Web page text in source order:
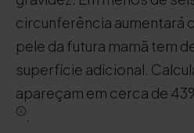
circunferência aumentará
pele da futura mamã tem
superfície adicional.
apareçam em cerca de
.